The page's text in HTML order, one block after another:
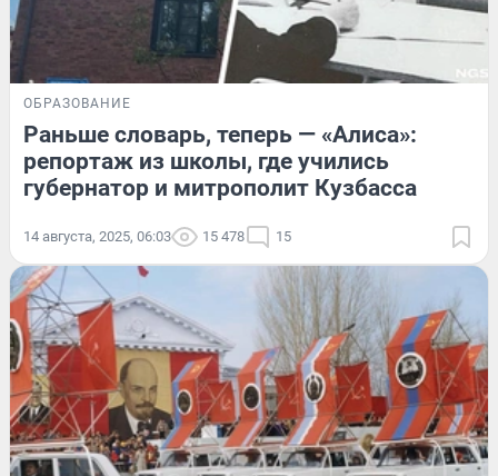
ОБРАЗОВАНИЕ
Раньше словарь, теперь — «Алиса»:
репортаж из школы, где учились
губернатор и митрополит Кузбасса
14 августа, 2025, 06:03 15 478 15